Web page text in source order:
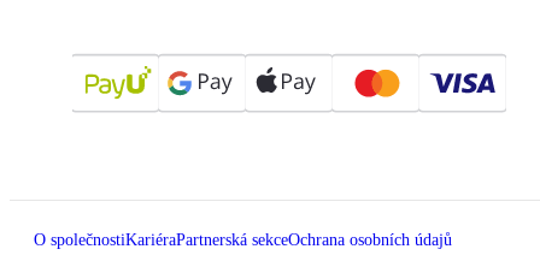
O společnostiKariéraPartnerská sekceOchrana osobních údajů